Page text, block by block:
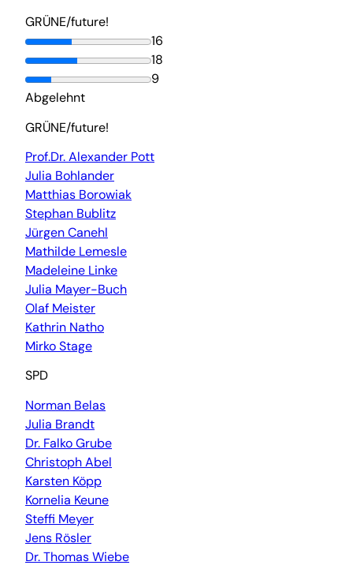
GRÜNE/future!
16
18
9
Abgelehnt
GRÜNE/future!
Prof.Dr. Alexander Pott
Julia Bohlander
Matthias Borowiak
Stephan Bublitz
Jürgen Canehl
Mathilde Lemesle
Madeleine Linke
Julia Mayer-Buch
Olaf Meister
Kathrin Natho
Mirko Stage
SPD
Norman Belas
Julia Brandt
Dr. Falko Grube
Christoph Abel
Karsten Köpp
Kornelia Keune
Steffi Meyer
Jens Rösler
Dr. Thomas Wiebe